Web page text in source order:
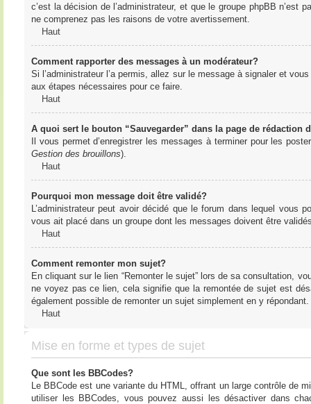
c’est la décision de l’administrateur, et que le groupe phpBB n’est
ne comprenez pas les raisons de votre avertissement.
Haut
Comment rapporter des messages à un modérateur?
Si l’administrateur l’a permis, allez sur le message à signaler et
aux étapes nécessaires pour ce faire.
Haut
A quoi sert le bouton “Sauvegarder” dans la page de rédaction
Il vous permet d’enregistrer les messages à terminer pour les
Gestion des brouillons).
Haut
Pourquoi mon message doit être validé?
L’administrateur peut avoir décidé que le forum dans lequel vous
vous ait placé dans un groupe dont les messages doivent être
Haut
Comment remonter mon sujet?
En cliquant sur le lien “Remonter le sujet” lors de sa consultation,
ne voyez pas ce lien, cela signifie que la remontée de sujet est
également possible de remonter un sujet simplement en y
Haut
Mise en forme et types de sujet
Que sont les BBCodes?
Le BBCode est une variante du HTML, offrant un large contrôle de
utiliser les BBCodes, vous pouvez aussi les désactiver dans